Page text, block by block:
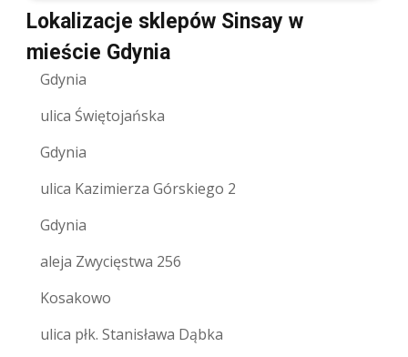
Lokalizacje sklepów Sinsay w
mieście Gdynia
Gdynia
ulica Świętojańska
Gdynia
ulica Kazimierza Górskiego 2
Gdynia
aleja Zwycięstwa 256
Kosakowo
ulica płk. Stanisława Dąbka